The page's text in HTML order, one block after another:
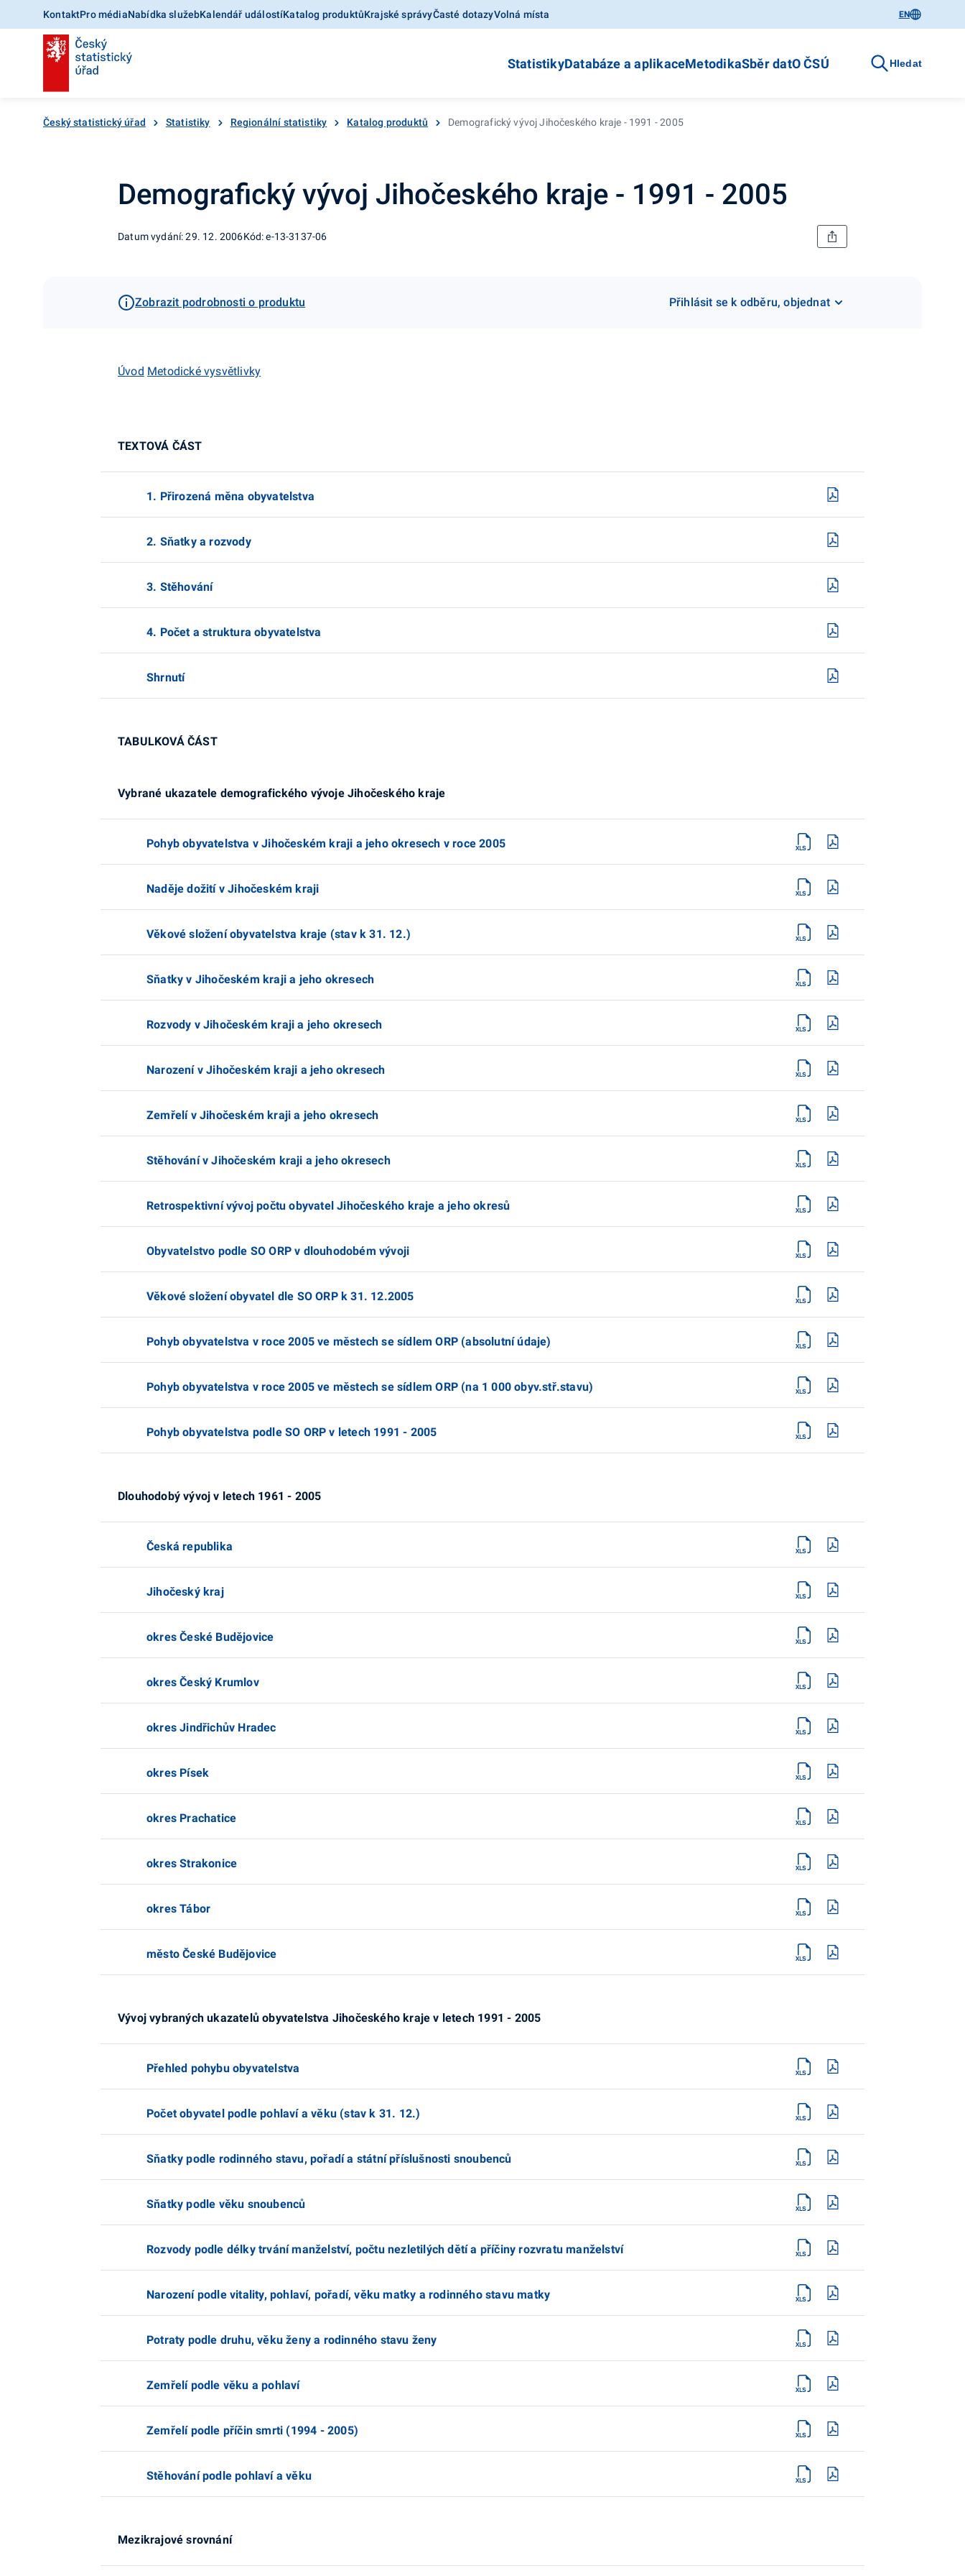
KontaktPro médiaNabídka služebKalendář událostíKatalog produktůKrajské správyČasté dotazyVolná místa EN
StatistikyDatabáze a aplikaceMetodikaSběr datO ČSÚ Hledat
Český statistický úřad Statistiky Regionální statistiky Katalog produktů Demografický vývoj Jihočeského kraje - 1991 - 2005
Demografický vývoj Jihočeského kraje - 1991 - 2005
Datum vydání: 29. 12. 2006Kód: e-13-3137-06
Zobrazit podrobnosti o produktu Přihlásit se k odběru, objednat
Úvod Metodické vysvětlivky
TEXTOVÁ ČÁST
1. Přirozená měna obyvatelstva
2. Sňatky a rozvody
3. Stěhování
4. Počet a struktura obyvatelstva
Shrnutí
TABULKOVÁ ČÁST
Vybrané ukazatele demografického vývoje Jihočeského kraje
Pohyb obyvatelstva v Jihočeském kraji a jeho okresech v roce 2005
Naděje dožití v Jihočeském kraji
Věkové složení obyvatelstva kraje (stav k 31. 12.)
Sňatky v Jihočeském kraji a jeho okresech
Rozvody v Jihočeském kraji a jeho okresech
Narození v Jihočeském kraji a jeho okresech
Zemřelí v Jihočeském kraji a jeho okresech
Stěhování v Jihočeském kraji a jeho okresech
Retrospektivní vývoj počtu obyvatel Jihočeského kraje a jeho okresů
Obyvatelstvo podle SO ORP v dlouhodobém vývoji
Věkové složení obyvatel dle SO ORP k 31. 12.2005
Pohyb obyvatelstva v roce 2005 ve městech se sídlem ORP (absolutní údaje)
Pohyb obyvatelstva v roce 2005 ve městech se sídlem ORP (na 1 000 obyv.stř.stavu)
Pohyb obyvatelstva podle SO ORP v letech 1991 - 2005
Dlouhodobý vývoj v letech 1961 - 2005
Česká republika
Jihočeský kraj
okres České Budějovice
okres Český Krumlov
okres Jindřichův Hradec
okres Písek
okres Prachatice
okres Strakonice
okres Tábor
město České Budějovice
Vývoj vybraných ukazatelů obyvatelstva Jihočeského kraje v letech 1991 - 2005
Přehled pohybu obyvatelstva
Počet obyvatel podle pohlaví a věku (stav k 31. 12.)
Sňatky podle rodinného stavu, pořadí a státní příslušnosti snoubenců
Sňatky podle věku snoubenců
Rozvody podle délky trvání manželství, počtu nezletilých dětí a příčiny rozvratu manželství
Narození podle vitality, pohlaví, pořadí, věku matky a rodinného stavu matky
Potraty podle druhu, věku ženy a rodinného stavu ženy
Zemřelí podle věku a pohlaví
Zemřelí podle příčin smrti (1994 - 2005)
Stěhování podle pohlaví a věku
Mezikrajové srovnání